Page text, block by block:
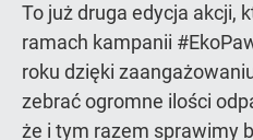
To już druga edycja akcji,
ramach kampanii
roku dzięki
zebrać ogromne ilości
że i tym razem sprawimy